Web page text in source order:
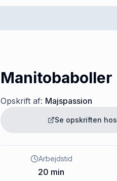
Manitobaboller
Opskrift af: Majspassion
Se opskriften hos
Arbejdstid
20 min